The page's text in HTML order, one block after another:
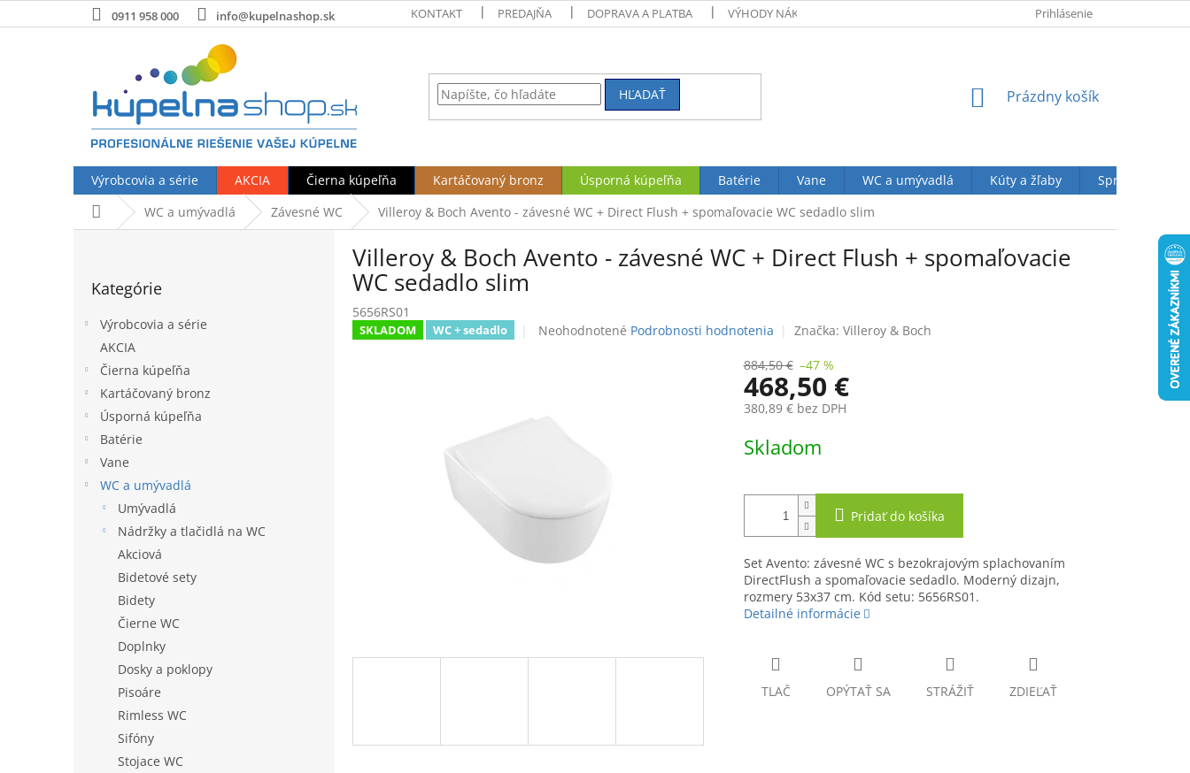
na
0911 958 000 info@kupelnashop.sk KONTAKT PREDAJŇA DOPRAVA A PLATBA VÝHODY NÁKUPU U NÁS OBCHODNÉ PODMIENKY (VOP)Prihlásenie
HĽADAŤ
NÁKUPNÝ
Prázdny košík
Výrobcovia a série AKCIA Čierna kúpeľňa Kartáčovaný bronz Úsporná kúpeľňa Batérie Vane WC a umývadlá Kúty a žľaby
Sprchové sety
DomovWC a umývadlá Závesné WC Villeroy & Boch Avento - závesné WC + Direct Flush + spomaľovacie WC sedadlo slim
kategórie
Kategórie
Výrobcovia a série
AKCIA
Čierna kúpeľňa
Kartáčovaný bronz
Úsporná kúpeľňa
Batérie
Vane
WC a umývadlá
Umývadlá
Nádržky a tlačidlá na WC
Akciová
Bidetové sety
Bidety
Čierne WC
Doplnky
Dosky a poklopy
Pisoáre
Rimless WC
Sifóny
Stojace WC
Villeroy & Boch Avento - závesné WC + Direct Flush + spomaľovacie
WC sedadlo slim
5656RS01
SKLADOM WC + sedadlo
Priemerné
Neohodnotené Podrobnosti hodnotenia Značka: Villeroy & Boch
884,50 € –47 %
468,50 €
380,89 € bez DPH
cena:
Skladom
Pridať do košíka
Set Avento: závesné WC s bezokrajovým splachovaním
DirectFlush a spomaľovacie sedadlo. Moderný dizajn,
rozmery 53x37 cm. Kód setu: 5656RS01.
Detailné informácie
TLAČ OPÝTAŤ SA STRÁŽIŤ ZDIEĽAŤ